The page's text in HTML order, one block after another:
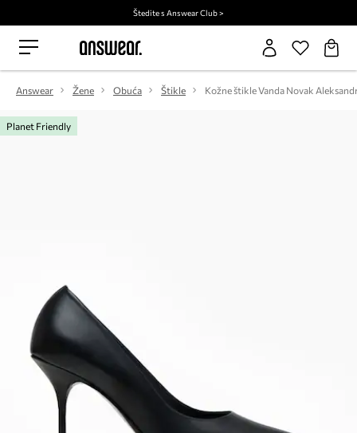
Štedite s Answear Club >
Answear Žene Obuća Štikle Kožne štikle Vanda Novak
Planet Friendly